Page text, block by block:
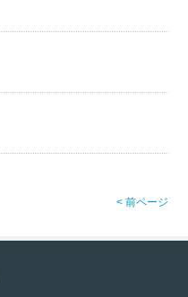
< 前ページ